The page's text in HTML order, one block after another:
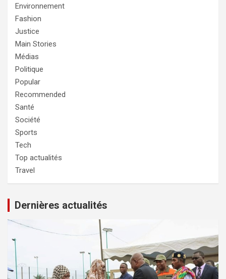
Environnement
Fashion
Justice
Main Stories
Médias
Politique
Popular
Recommended
Santé
Société
Sports
Tech
Top actualités
Travel
Dernières actualités